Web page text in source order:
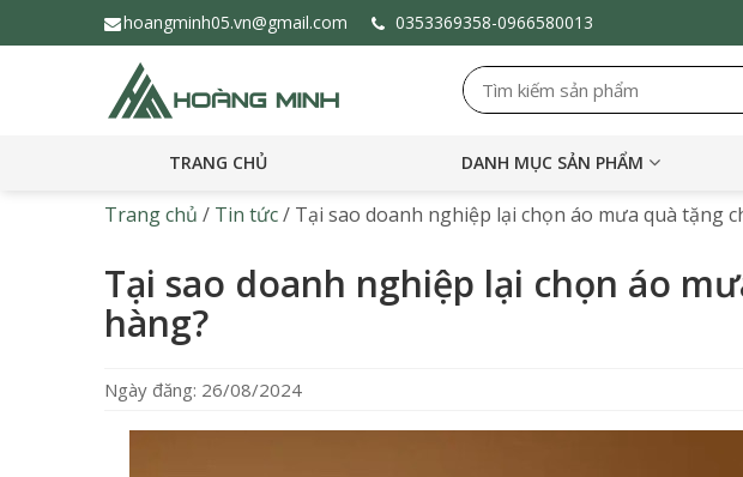
hoangminh05.vn@gmail.com 0353369358-0966580013
TRANG CHỦ DANH MỤC SẢN PHẨM
Trang chủ / Tin tức/ Tại sao doanh nghiệp lại chọn áo mưa quà tặng
Tại sao doanh nghiệp lại chọn áo
hàng?
Ngày đăng: 26/08/2024